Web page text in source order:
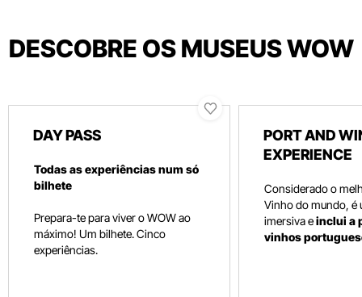
DESCOBRE OS MUSEUS WOW
DAY PASS
Todas as experiências num só
bilhete
Prepara-te para viver o WOW ao
máximo! Um bilhete. Cinco
experiências.
PORT AND
EXPERIENCE
Considerado o
Vinho do mundo, é
imersiva einclui a
vinhos